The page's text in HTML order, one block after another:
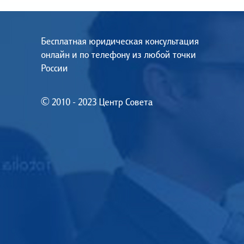
Бесплатная юридическая консультация
онлайн и по телефону из любой точки
России
© 2010 - 2023 Центр Совета